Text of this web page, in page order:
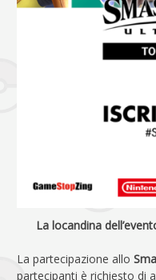
La locandina
La partecipazione allo
partecipanti è richiesto di